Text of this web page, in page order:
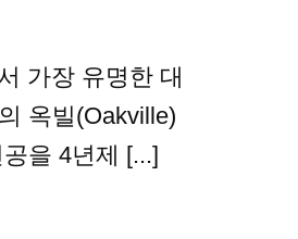
가장 유명한 대
옥빌(Oakville)
을 4년제 [...]